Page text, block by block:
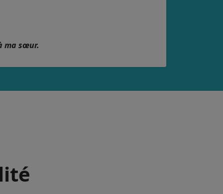
ma sœur.